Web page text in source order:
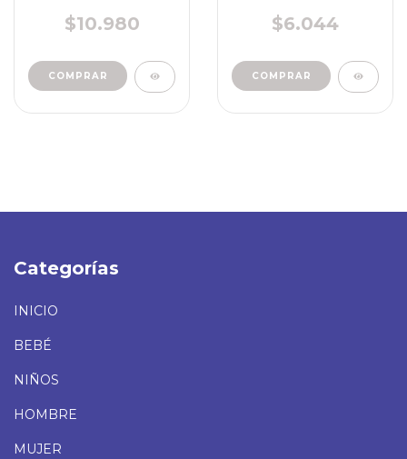
$10.980
COMPRAR
0/7 ART 5006
$6.044
COMPRAR
Categorías
INICIO
BEBÉ
NIÑOS
HOMBRE
MUJER